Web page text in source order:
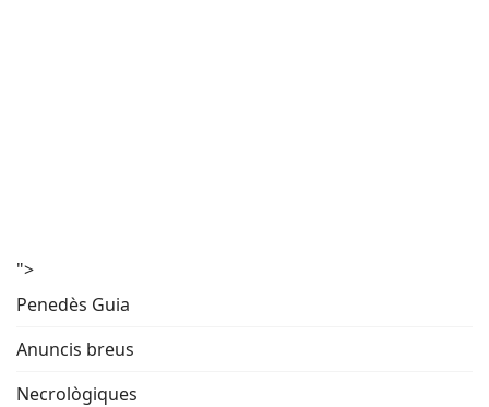
">
Penedès Guia
Anuncis breus
Necrològiques